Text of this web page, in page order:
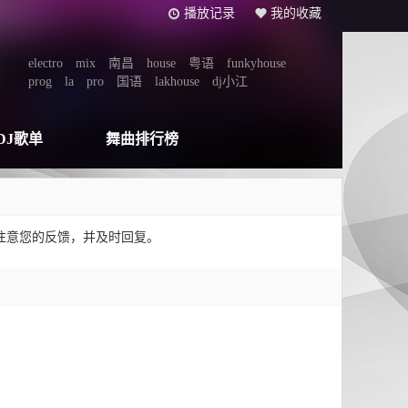
播放记录 我的收藏
electro mix 南昌 house 粤语
funkyhouse
prog
la pro 国语 lakhouse dj小江
歌单 舞曲排行榜
您的反馈，并及时回复。